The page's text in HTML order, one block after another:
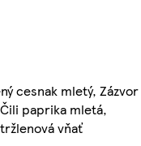
cesnak mletý, Zázvor
paprika mletá,
vňať